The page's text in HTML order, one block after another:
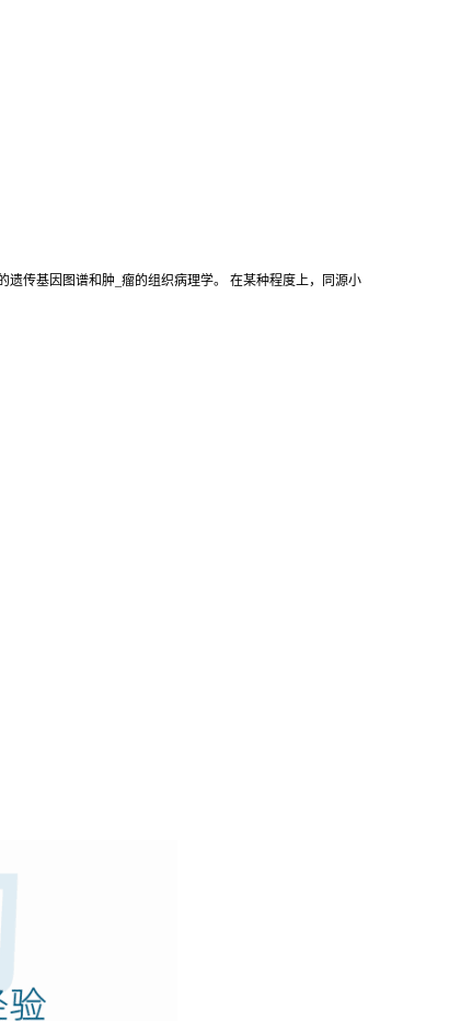
传基因图谱和肿_瘤的组织病理学。 在某种程度上，同源小